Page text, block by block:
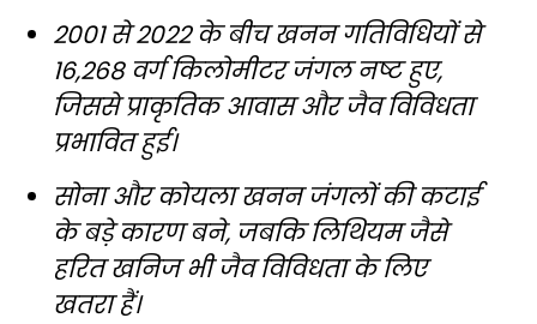
2001 से 2022 के बीच खनन गतिविधियों से
16,268 वर्ग किलोमीटर जंगल नष्ट हुए,
जिससे प्राकृतिक आवास और जैव विविधता
प्रभावित हुई।
सोना और कोयला खनन जंगलों की कटाई
के बड़े कारण बने, जबकि लिथियम जैसे
हरित खनिज भी जैव विविधता के लिए
खतरा हैं।